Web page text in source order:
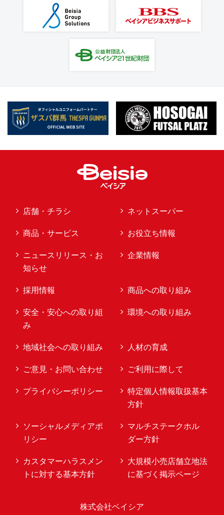
店舗・チラシ ネットスーパー
商品・サービス お役立ち情報
ニュースリリース・お
知らせ
企業情報
採用情報 商品への取り組み
安全・安心への取り組
み
環境への取り組み
地域社会への取り組み 人材の育成
ご意見・お問い合わせ ご利用に際して
プライバシーポリシー
特定個人情報取扱基本
方針
ソーシャルメディアポ
リシー
マルチステークホル
ダー方針
カスタマーハラスメン
トに対する基本方針
大規模小売店舗立地法
に基づく掲示ページ
株式会社ベイシア